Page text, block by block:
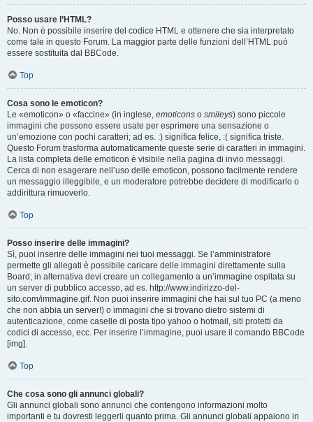
Posso usare l’HTML?
No. Non è possibile inserire del codice HTML e ottenere che sia interpretato
come tale in questo Forum. La maggior parte delle funzioni dell’HTML può
essere sostituita dal BBCode.
Top
Cosa sono le emoticon?
Le «emoticon» o «faccine» (in inglese, emoticons o smileys) sono piccole
immagini che possono essere usate per esprimere una sensazione o
un’emozione con pochi caratteri; ad es. :) significa felice, :( significa triste.
Questo Forum trasforma automaticamente queste serie di caratteri in immagini.
La lista completa delle emoticon è visibile nella pagina di invio messaggi.
Cerca di non esagerare nell’uso delle emoticon, possono facilmente rendere
un messaggio illeggibile, e un moderatore potrebbe decidere di modificarlo o
addirittura rimuoverlo.
Top
Posso inserire delle immagini?
Sì, puoi inserire delle immagini nei tuoi messaggi. Se l’amministratore
permette gli allegati è possibile caricare delle immagini direttamente sulla
Board; in alternativa devi creare un collegamento a un’immagine ospitata su
un server di pubblico accesso, ad es. http://www.indirizzo-del-
sito.com/immagine.gif. Non puoi inserire immagini che hai sul tuo PC (a meno
che non abbia un server!) o immagini che si trovano dietro sistemi di
autenticazione, come caselle di posta tipo yahoo o hotmail, siti protetti da
codici di accesso, ecc. Per inserire l’immagine, puoi usare il comando BBCode
[img].
Top
Che cosa sono gli annunci globali?
Gli annunci globali sono annunci che contengono informazioni molto
importanti e tu dovresti leggerli quanto prima. Gli annunci globali appaiono in